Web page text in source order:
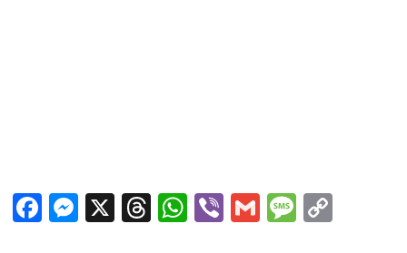
Facebook
Messenger
X Threads
WhatsApp
ViberGmail